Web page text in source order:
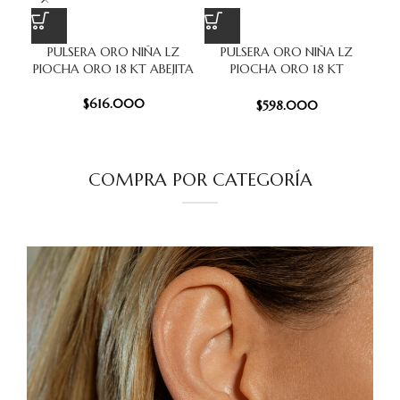
PULSERA ORO NIÑA LZ
PIOCHA ORO 18 KT ABEJITA
$616.000
PULSERA ORO NIÑA LZ
PIOCHA ORO 18 KT
$598.000
COMPRA POR CATEGORÍA